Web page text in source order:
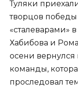
Туляки
творцов победы
«сталеварами»
Хабибова и
осени вернулся
команды,
проследовал